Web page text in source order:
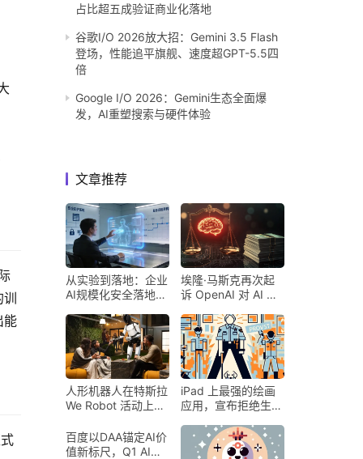
能
占比超五成验证商业化落地
谷歌I/O 2026放大招：Gemini 3.5 Flash
登场，性能追平旗舰、速度超GPT-5.5四
倍
Google I/O 2026：Gemini生态全面爆
发，AI重塑搜索与硬件体验
文章推荐
从实验到落地：企业
AI规模化安全落地的
埃隆·马斯克再次起
诉 OpenAI 对 AI 行
人形机器人在特斯拉
We Robot 活动上为
iPad 上最强的绘画
应用，宣布拒绝生成
百度以DAA锚定AI价
值新标尺，Q1 AI营